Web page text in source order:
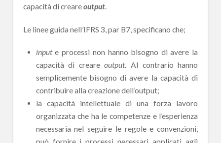
capacità di creareoutput.
Le linee guida nell’IFRS 3, par B7, specificano che;
inpute processi non hanno bisogno di avere la
capacità di creareoutput. Al contrario hanno
semplicemente bisogno di avere la capacità di
contribuire alla creazione dell’output;
la capacità intellettuale di una forza lavoro
organizzata che ha le competenze e l’esperienza
necessaria nel seguire le regole e convenzioni,